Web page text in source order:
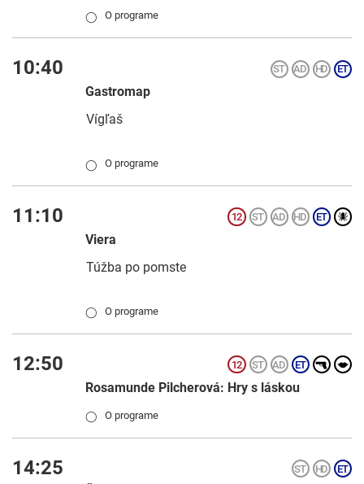
◯ O programe
10:40
Gastromap
Vígľaš
◯ O programe
11:10
Viera
Túžba po pomste
◯ O programe
12:50
Rosamunde Pilcherová: Hry s láskou
◯ O programe
14:25